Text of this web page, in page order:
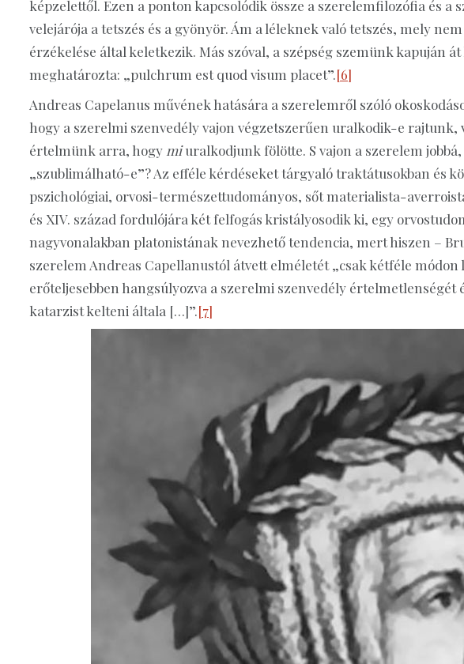
képzelettől. Ezen a ponton kapcsolódik össze a szerelemfilozófia és a
velejárója a tetszés és a gyönyör. Ám a léleknek való tetszés, mely
érzékelése által keletkezik. Más szóval, a szépség szemünk kapuján
meghatározta: „pulchrum est quod visum placet”.[6]
Andreas Capelanus művének hatására a szerelemről szóló
hogy a szerelmi szenvedély vajon végzetszerűen uralkodik-e rajtunk,
értelmünk arra, hogy miuralkodjunk fölötte. S vajon a szerelem
„szublimálható-e”? Az efféle kérdéseket tárgyaló traktátusokban és
pszichológiai, orvosi-természettudományos, sőt materialista-
és XIV. század fordulójára két felfogás kristályosodik ki, egy
nagyvonalakban platonistának nevezhető tendencia, mert hiszen –
szerelem Andreas Capellanustól átvett elméletét „csak kétféle
erőteljesebben hangsúlyozva a szerelmi szenvedély értelmetlenségét
katarzist kelteni általa […]”.[7]